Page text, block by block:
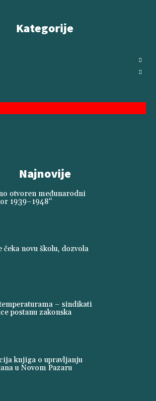
Kategorije
Najnovije
otvoren međunarodni
1939–1948“
čeka novu školu, dozvola
– sindikati
postanu zakonska
knjiga o upravljanju
u Novom Pazaru